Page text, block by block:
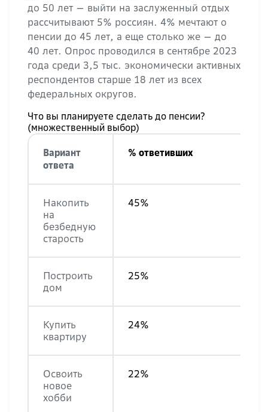
до 50 лет — выйти на заслуженный отдых
рассчитывают 5% россиян. 4% мечтают о
пенсии до 45 лет, а еще столько же — до
40 лет. Опрос проводился в сентябре 2023
года среди 3,5 тыс. экономически активных
респондентов старше 18 лет из всех
федеральных округов.
Что вы планируете сделать до пенсии?
(множественный выбор)
Вариант
ответа
% ответивших
Накопить
на
безбедную
старость
45%
Построить
дом
25%
Купить
квартиру
24%
Освоить
новое
хобби
22%